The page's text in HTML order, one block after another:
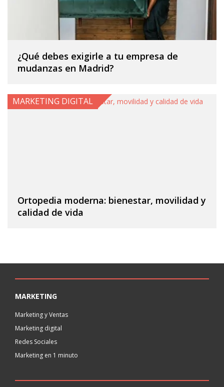
¿Qué debes exigirle a tu empresa de
mudanzas en Madrid?
Ortopedia moderna: bienestar, movilidad y
calidad de vida
MARKETING DIGITAL
MARKETING
Marketing y Ventas
Marketing digital
Redes Sociales
Marketing en 1 minuto